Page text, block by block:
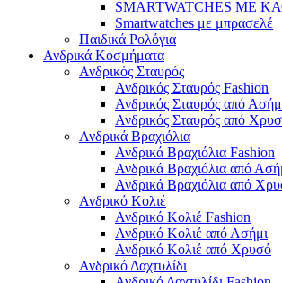
SMARTWATCHES ΜΕ
Smartwatches με μπρασελέ
Παιδικά Ρολόγια
Ανδρικά Κοσμήματα
Ανδρικός Σταυρός
Ανδρικός Σταυρός Fashion
Ανδρικός Σταυρός από
Ανδρικός Σταυρός από
Ανδρικά Βραχιόλια
Ανδρικά Βραχιόλια Fashion
Ανδρικά Βραχιόλια από
Ανδρικά Βραχιόλια από
Ανδρικό Κολιέ
Ανδρικό Κολιέ Fashion
Ανδρικό Κολιέ από Ασήμι
Ανδρικό Κολιέ από Χρυσό
Ανδρικό Δαχτυλίδι